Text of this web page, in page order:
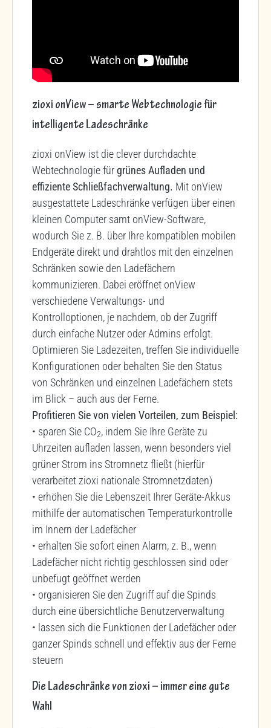
zioxi onView – smarte Webtechnologie für
intelligente Ladeschränke
zioxi onView ist die clever durchdachte
Webtechnologie fürgrünes Aufladen und
effiziente Schließfachverwaltung. Mit onView
ausgestattete Ladeschränke verfügen über einen
kleinen Computer samt onView-Software,
wodurch Sie z. B. über Ihre kompatiblen mobilen
Endgeräte direkt und drahtlos mit den einzelnen
Schränken sowie den Ladefächern
kommunizieren. Dabei eröffnet onView
verschiedene Verwaltungs- und
Kontrolloptionen, je nachdem, ob der Zugriff
durch einfache Nutzer oder Admins erfolgt.
Optimieren Sie Ladezeiten, treffen Sie individuelle
Konfigurationen oder behalten Sie den Status
von Schränken und einzelnen Ladefächern stets
im Blick – auch aus der Ferne.
Profitieren Sie von vielen Vorteilen, zum Beispiel:
• sparen Sie CO2, indem Sie Ihre Geräte zu
Uhrzeiten aufladen lassen, wenn besonders viel
grüner Strom ins Stromnetz fließt (hierfür
verarbeitet zioxi nationale Stromnetzdaten)
• erhöhen Sie die Lebenszeit Ihrer Geräte-Akkus
mithilfe der automatischen Temperaturkontrolle
im Innern der Ladefächer
• erhalten Sie sofort einen Alarm, z. B., wenn
Ladefächer nicht richtig geschlossen sind oder
unbefugt geöffnet werden
• organisieren Sie den Zugriff auf die Spinds
durch eine übersichtliche Benutzerverwaltung
• lassen sich die Funktionen der Ladefächer oder
ganzer Spinds schnell und effektiv aus der Ferne
steuern
Die Ladeschränke von zioxi – immer eine gute
Wahl